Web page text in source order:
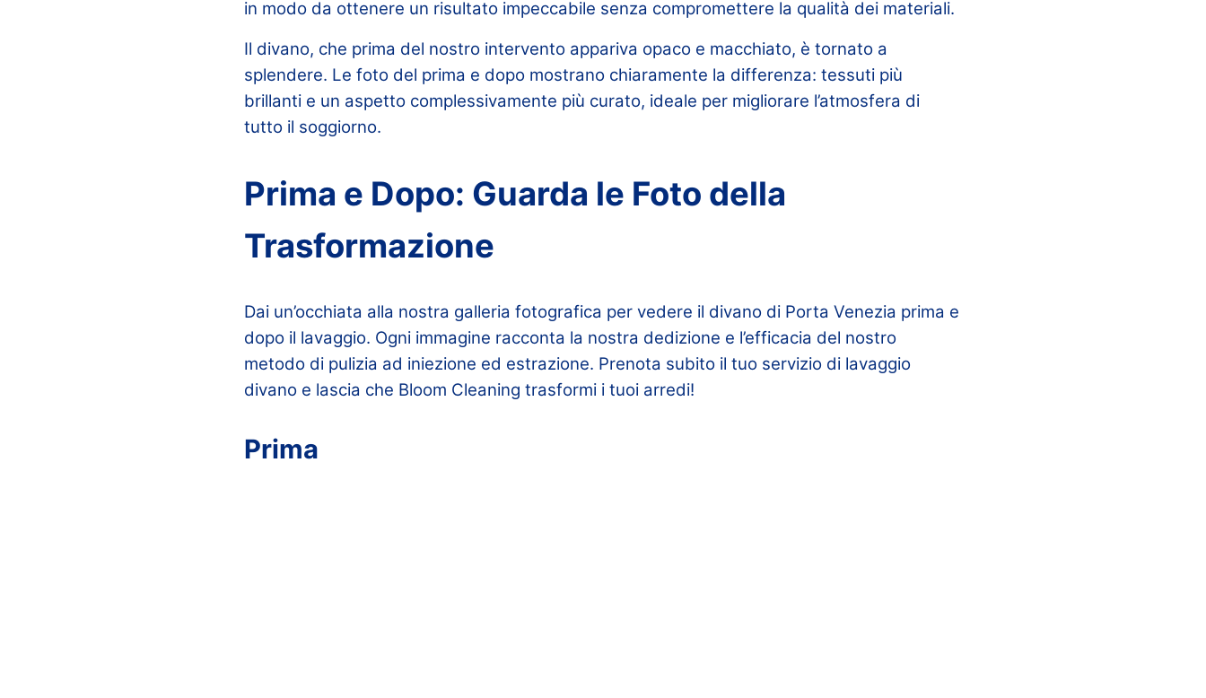
in modo da ottenere un risultato impeccabile senza compromettere la qualità dei materiali.
Il divano, che prima del nostro intervento appariva opaco e macchiato, è tornato a
splendere. Le foto del prima e dopo mostrano chiaramente la differenza: tessuti più
brillanti e un aspetto complessivamente più curato, ideale per migliorare l’atmosfera di
tutto il soggiorno.
Prima e Dopo: Guarda le Foto della
Trasformazione
Dai un’occhiata alla nostra galleria fotografica per vedere il divano di Porta Venezia prima e
dopo il lavaggio. Ogni immagine racconta la nostra dedizione e l’efficacia del nostro
metodo di pulizia ad iniezione ed estrazione. Prenota subito il tuo servizio di lavaggio
divano e lascia che Bloom Cleaning trasformi i tuoi arredi!
Prima